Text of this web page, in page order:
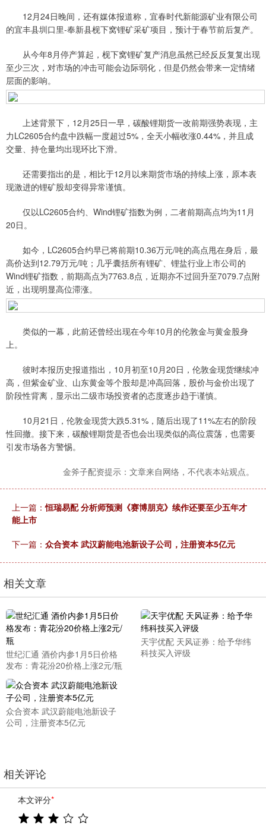
12月24日晚间，还有媒体报道称，宜春时代新能源矿业有限公司
的宜丰县圳口里-奉新县枧下窝锂矿采矿项目，预计于春节前后复产。
从今年8月停产算起，枧下窝锂矿复产消息虽然已经反反复复出现
至少三次，对市场的冲击可能会边际弱化，但是仍然会带来一定情绪
层面的影响。
上述背景下，12月25日一早，碳酸锂期货一改前期强势表现，主
力LC2605合约盘中跌幅一度超过5%，全天小幅收涨0.44%，并且成
交量、持仓量均出现环比下滑。
还需要指出的是，相比于12月以来期货市场的持续上涨，原本表
现激进的锂矿股却变得异常谨慎。
仅以LC2605合约、Wind锂矿指数为例，二者前期高点均为11月
20日。
如今，LC2605合约早已将前期10.36万元/吨的高点甩在身后，最
高价达到12.79万元/吨；几乎囊括所有锂矿、锂盐行业上市公司的
Wind锂矿指数，前期高点为7763.8点，近期亦不过回升至7079.7点附
近，出现明显高位滞涨。
类似的一幕，此前还曾经出现在今年10月的伦敦金与黄金股身
上。
彼时本报历史报道指出，10月初至10月20日，伦敦金现货继续冲
高，但紫金矿业、山东黄金等个股却是冲高回落，股价与金价出现了
阶段性背离，显示出二级市场投资者的态度逐步趋于谨慎。
10月21日，伦敦金现货大跌5.31%，随后出现了11%左右的阶段
性回撤。接下来，碳酸锂期货是否也会出现类似的高位震荡，也需要
引发市场各方警惕。
金斧子配资提示：文章来自网络，不代表本站观点。
上一篇：恒瑞易配 分析师预测《赛博朋克》续作还要至少五年才
能上市
下一篇： 众合资本 武汉蔚能电池新设子公司，注册资本5亿元
相关文章
世纪汇通 酒价内参1月5日价格
发布：青花汾20价格上涨2元/瓶
天宇优配 天风证券：给予华纬
科技买入评级
众合资本 武汉蔚能电池新设子
公司，注册资本5亿元
相关评论
本文评分*